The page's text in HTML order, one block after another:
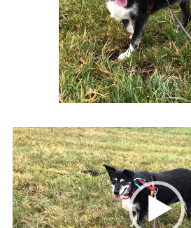
Video-
Player